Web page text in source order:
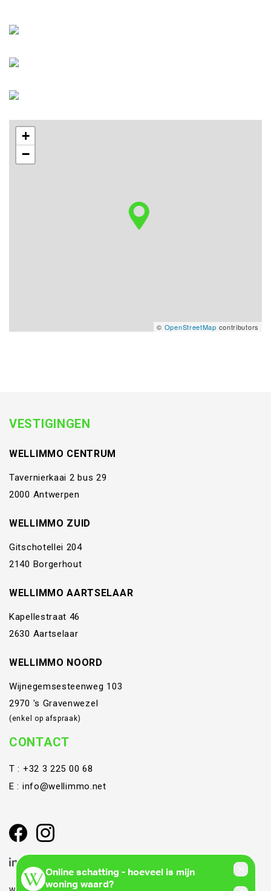
+
−
© OpenStreetMap contributors
VESTIGINGEN
WELLIMMO CENTRUM
Tavernierkaai 2 bus 29
2000 Antwerpen
WELLIMMO ZUID
Gitschotellei 204
2140 Borgerhout
WELLIMMO AARTSELAAR
Kapellestraat 46
2630 Aartselaar
WELLIMMO NOORD
Wijnegemsesteenweg 103
2970 's Gravenwezel
(enkel op afspraak)
CONTACT
T : +32 3 225 00 68
E : info@wellimmo.net